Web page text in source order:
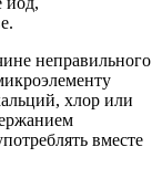
неправильного
хлор или
вместе